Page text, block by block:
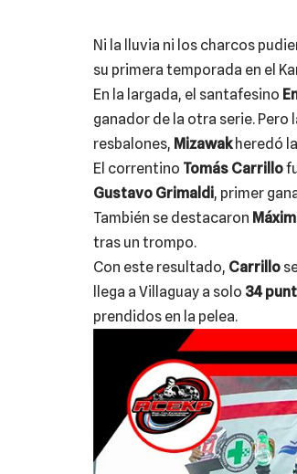
Ni la lluvia ni los charcos
su primera temporada en el
En la largada, el santafesino
ganador de la otra serie. Pero
resbalones, Mizawakheredó
El correntino Tomás Carrillo
Gustavo Grimaldi, primer
También se destacaron
tras un trompo.
Con este resultado, Carrillo
llega a Villaguay a solo 34
prendidos en la pelea.